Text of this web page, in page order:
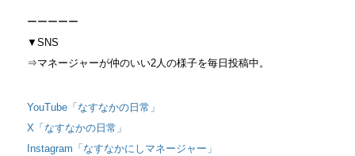
ーーーーー
▼SNS
⇒マネージャーが仲のいい2⼈の様⼦を毎⽇投稿中。
YouTube「なすなかの日常」
X「なすなかの日常」
Instagram「なすなかにしマネージャー」